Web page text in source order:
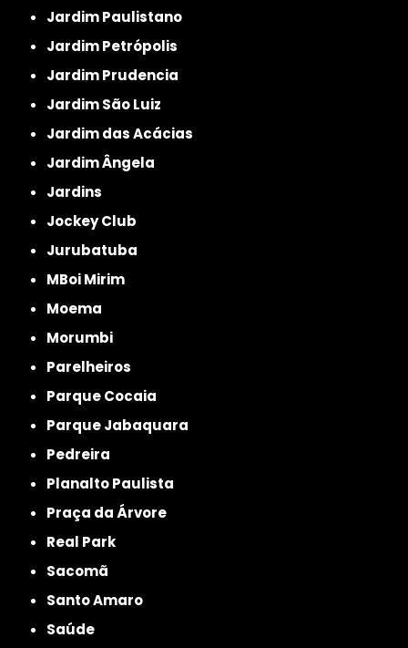
Jardim Paulistano
Jardim Petrópolis
Jardim Prudencia
Jardim São Luiz
Jardim das Acácias
Jardim Ângela
Jardins
Jockey Club
Jurubatuba
MBoi Mirim
Moema
Morumbi
Parelheiros
Parque Cocaia
Parque Jabaquara
Pedreira
Planalto Paulista
Praça da Árvore
Real Park
Sacomã
Santo Amaro
Saúde